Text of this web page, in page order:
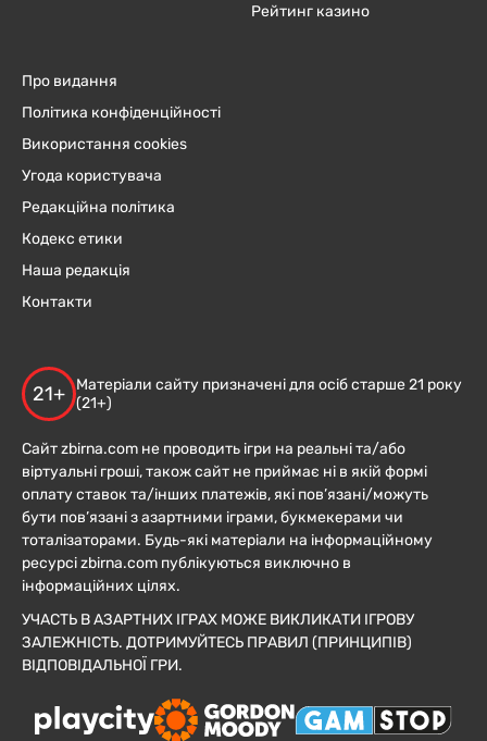
Рейтинг казино
Про видання
Політика конфіденційності
Використання cookies
Угода користувача
Редакційна політика
Кодекс етики
Наша редакція
Контакти
21+
Матеріали сайту призначені для осіб старше 21 року
(21+)
Сайт zbirna.com не проводить ігри на реальні та/або
віртуальні гроші, також сайт не приймає ні в якій формі
оплату ставок та/інших платежів, які пов’язані/можуть
бути пов’язані з азартними іграми, букмекерами чи
тоталізаторами. Будь-які матеріали на інформаційному
ресурсі zbirna.com публікуються виключно в
інформаційних цілях.
УЧАСТЬ В АЗАРТНИХ ІГРАХ МОЖЕ ВИКЛИКАТИ ІГРОВУ
ЗАЛЕЖНІСТЬ. ДОТРИМУЙТЕСЬ ПРАВИЛ (ПРИНЦИПІВ)
ВІДПОВІДАЛЬНОЇ ГРИ.